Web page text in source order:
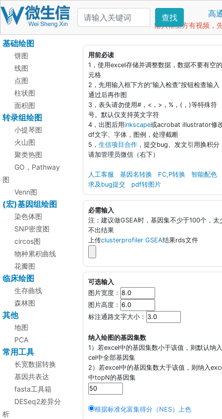
查找 高
输入框上方有视频，
基础绘图
饼图
线图
点图
柱状图
面积图
转录组绘图
小提琴图
火山图
聚类热图
GO，Pathway
图
Venn图
(宏)基因组绘图
染色体图
SNP密度图
circos图
物种累积曲线
花瓣图
临床绘图
生存曲线
森林图
其他
地图
PCA
常用工具
长宽数据转换
基因共表达
fasta工具箱
DESeq2差异分
析
用前必读
1，使用excel存储并调整数据，数据不要有空
元格
2，先用输入框下方的“输入检查”按钮检查输入
通过后再作图
3，表头请勿使用#，<，>，%，(，)等特殊符
号。默认仅支持英文字符
4，出图后用inkscape或acrobat illustrator修
df文字、字体，图例，处理截断
5， 生信项目合作 ，提交bug、发文引用换积分
请加管理员微信（右下）
人工客服 基因名转换 FC,P转换
智能配色
求及bug提交
pdf转图片
必需输入
注：建议做GSEA时，基因集不少于100个，太
不出结果
上传clusterprofiler GSEA结果rds文件
可选输入
图片宽度：
图片高度：
标注通路文字大小：
纳入绘图的基因集数
1）若excel中的基因集数小于该值，则默认纳
cel中全部基因集
2）若excel中的基因集数大于该值，则纳入
中topN的基因集
根据标准化富集得分（NES）上色